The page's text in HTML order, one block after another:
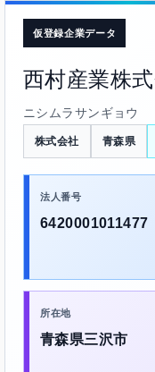
仮登録企業データ
西村産業株
ニシムラサンギョウ
株式会社 青森県
法人番号
6420001011477
所在地
青森県三沢市